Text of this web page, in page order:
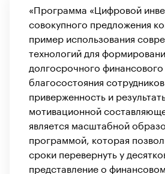
«Программа «Цифровой
совокупного предложения
пример использования
технологий для
долгосрочного финансового
благосостояния
приверженность и
мотивационной
является масштабной
программой, которая
сроки перевернуть у
представление о